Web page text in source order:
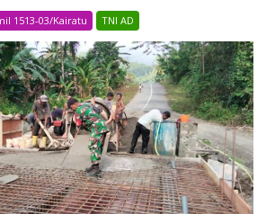
1513-03/Kairatu TNI AD